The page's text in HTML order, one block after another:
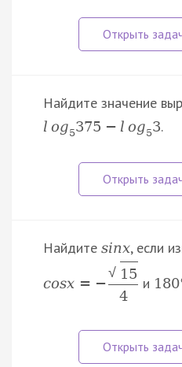
Найдите значение
l og5375 − l og53.
Найдите sinx, если
cosx = −
√ 15
4
и 180